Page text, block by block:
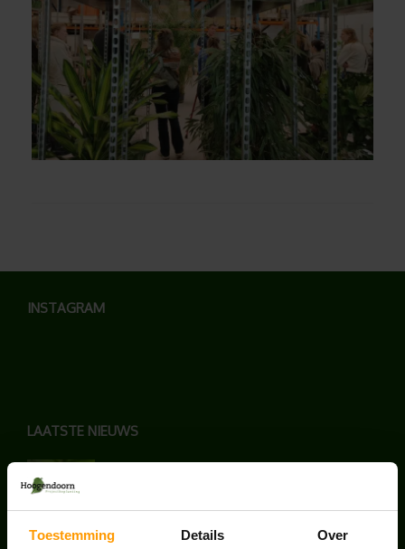
Toestemming Details Over
INSTAGRAM
LAATSTE NIEUWS
augustus 7, 2026